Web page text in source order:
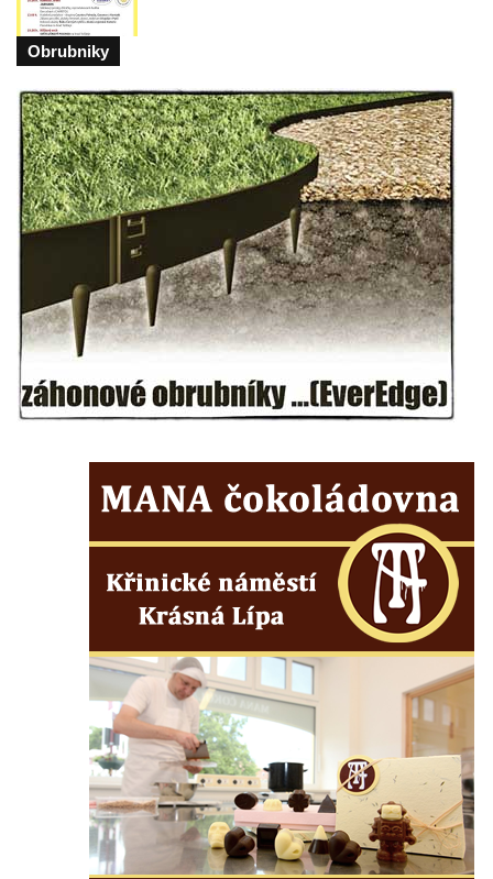
Kostel svaté Kateřiny Alexandrijské v
Krásně
Kostel svaté Maří Magdalény v Karlových
Varech
Kaple Panny Marie pod hradem Přimda
Kaple Panny Marie v Kunčicích nad Labem
Hrobová kaple na hřbitově v Rychnově u
Jablonce nad Nisou
Márnice/hřbitovní kaple na hřbitově v
Rychnově u Jablonce nad Nisou
v Krásné u Pěnčína
Krásné u Pěnčína
Kostel Panny Marie Pomocné s Ivanitskou
Hřbitovní kaple/márnice na hřbitově v
Teplicích nad Metují
Kostel svatého Vavřince v Teplicích nad
Metují
Hrobová kaple Johanna Nitsche na
hřbitově na Vlčí Hoře
Kaple Panny Marie Karmelské na Vlčí Hoře
Kostel svatého Bartoloměje v Teplicích
Obrubniky